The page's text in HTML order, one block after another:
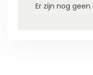
Er zijn nog